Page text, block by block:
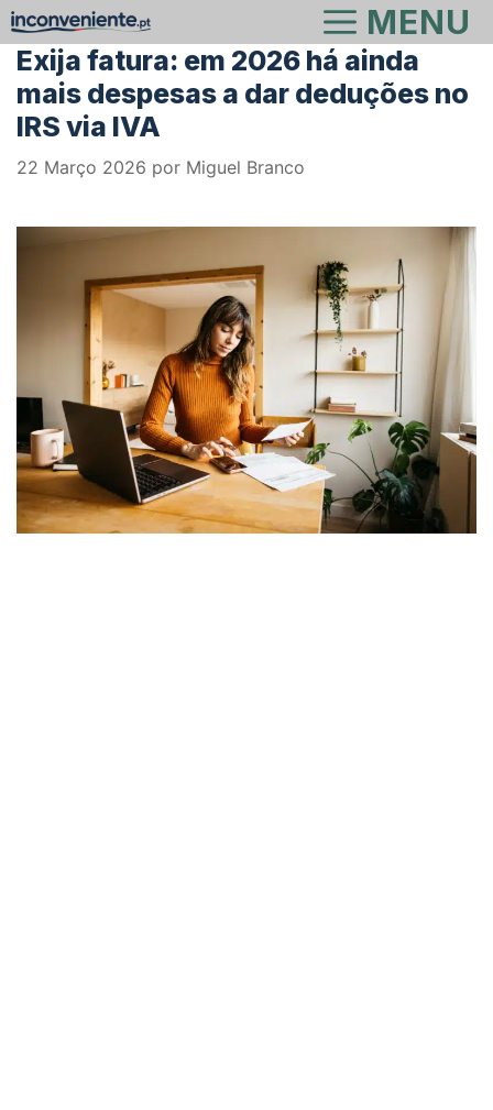
Saltar
para
conteúdo
MENU
Exija fatura: em 2026 há ainda
mais despesas a dar deduções no
IRS via IVA
22 Março 2026 por Miguel Branco